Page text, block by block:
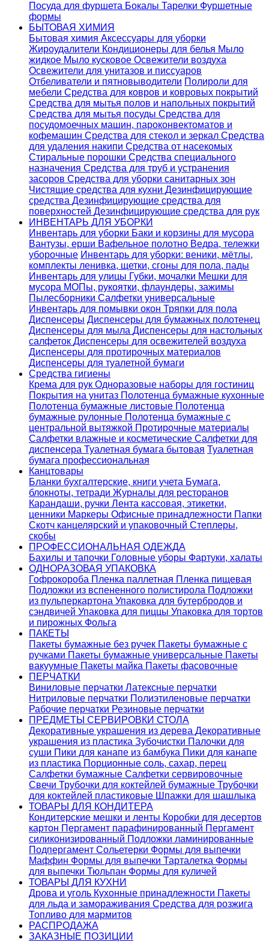
Посуда для фуршета Бокалы Тарелки Фуршетные
формы
БЫТОВАЯ ХИМИЯ
Бытовая химия Аксессуары для уборки
Жироудалители Кондиционеры для белья Мыло
жидкое Мыло кусковое Освежители воздуха
Освежители для унитазов и писсуаров
Отбеливатели и пятновыводители Полироли для
мебели Средства для ковров и ковровых покрытий
Средства для мытья полов и напольных покрытий
Средства для мытья посуды Средства для
посудомоечных машин, пароконвектоматов и
кофемашин Средства для стекол и зеркал Средства
для удаления накипи Средства от насекомых
Стиральные порошки Cредства специального
назначения Средства для труб и устранения
засоров Средства для уборки санитарных зон
Чистящие средства для кухни Дезинфицирующие
средства Дезинфицирующие средства для
поверхностей Дезинфицирующие средства для рук
ИНВЕНТАРЬ ДЛЯ УБОРКИ
Инвентарь для уборки Баки и корзины для мусора
Вантузы, ерши Вафельное полотно Ведра, тележки
уборочные Инвентарь для уборки: веники, мётлы,
комплекты ленивка, щетки, сгоны для пола, пады
Инвентарь для улицы Губки, мочалки Мешки для
мусора МОПы, рукоятки, флаундеры, зажимы
Пылесборники Салфетки универсальные
Инвентарь для помывки окон Тряпки для пола
Диспенсеры Диспенсеры для бумажных полотенец
Диспенсеры для мыла Диспенсеры для настольных
салфеток Диспенсеры для освежителей воздуха
Диспенсеры для протирочных материалов
Диспенсеры для туалетной бумаги
Средства гигиены
Крема для рук Одноразовые наборы для гостиниц
Покрытия на унитаз Полотенца бумажные кухонные
Полотенца бумажные листовые Полотенца
бумажные рулонные Полотенца бумажные с
центральной вытяжкой Протирочные материалы
Салфетки влажные и косметические Салфетки для
диспенсера Туалетная бумага бытовая Туалетная
бумага профессиональная
Канцтовары
Бланки бухгалтерские, книги учета Бумага,
блокноты, тетради Журналы для ресторанов
Карандаши, ручки Лента кассовая, этикетки,
ценники Маркеры Офисные принадлежности Папки
Скотч канцелярский и упаковочный Степлеры,
скобы
ПРОФЕССИОНАЛЬНАЯ ОДЕЖДА
Бахилы и тапочки Головные уборы Фартуки, халаты
ОДНОРАЗОВАЯ УПАКОВКА
Гофрокороба Пленка паллетная Пленка пищевая
Подложки из вспененного полистирола Подложки
из пульперкартона Упаковка для бутербродов и
сэндвичей Упаковка для пиццы Упаковка для тортов
и пирожных Фольга
ПАКЕТЫ
Пакеты бумажные без ручек Пакеты бумажные с
ручками Пакеты бумажные универсальные Пакеты
вакуумные Пакеты майка Пакеты фасовочные
ПЕРЧАТКИ
Виниловые перчатки Латексные перчатки
Нитриловые перчатки Полиэтиленовые перчатки
Рабочие перчатки Резиновые перчатки
ПРЕДМЕТЫ СЕРВИРОВКИ СТОЛА
Декоративные украшения из дерева Декоративные
украшения из пластика Зубочистки Палочки для
суши Пики для канапе из бамбука Пики для канапе
из пластика Порционные соль, сахар, перец
Салфетки бумажные Салфетки сервировочные
Свечи Трубочки для коктейлей бумажные Трубочки
для коктейлей пластиковые Шпажки для шашлыка
ТОВАРЫ ДЛЯ КОНДИТЕРА
Кондитерские мешки и ленты Коробки для десертов
картон Пергамент парафинированный Пергамент
силиконизированный Подложки ламинированные
Подпергамент Сольетерки Формы для выпечки
Маффин Формы для выпечки Тарталетка Формы
для выпечки Тюльпан Формы для куличей
ТОВАРЫ ДЛЯ КУХНИ
Дрова и уголь Кухонные принадлежности Пакеты
для льда и замораживания Средства для розжига
Топливо для мармитов
РАСПРОДАЖА
ЗАКАЗНЫЕ ПОЗИЦИИ